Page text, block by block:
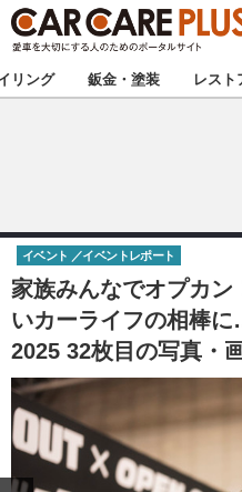
★カーケアプラス認定★ 厳
甲信越
東海
中国
注目の記事
リング 鈑金・塗装 レスト
家族みんなでオプカ
いカーライフの相棒
2025 32枚目の写真・
イベント イベントレポート